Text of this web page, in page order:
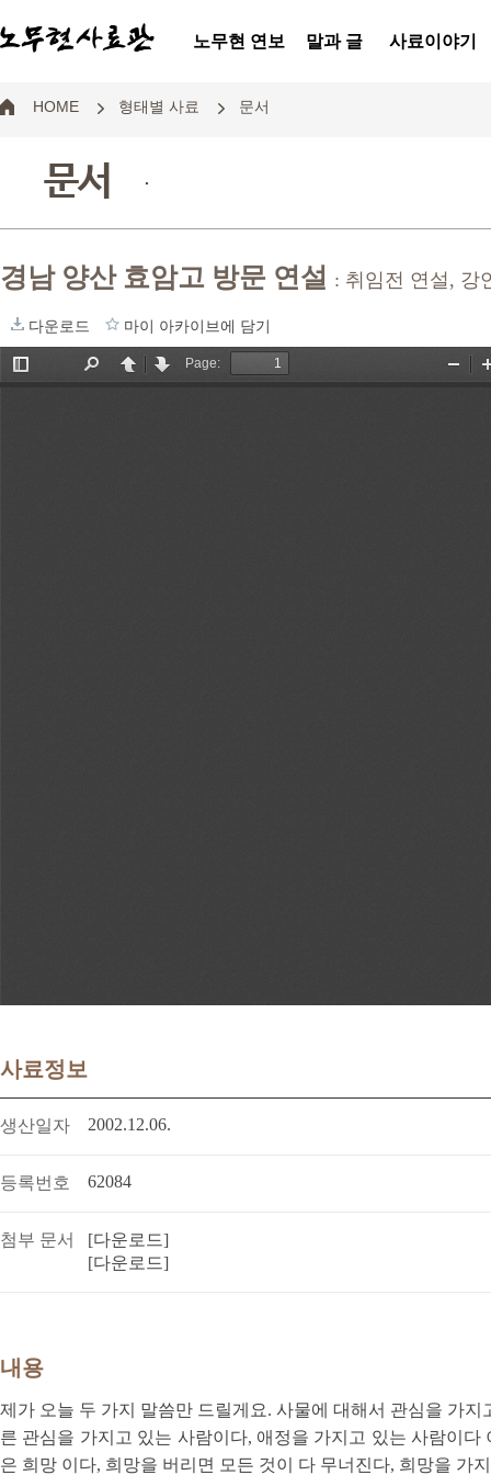
노무현 연보 말과 글 사료이야기
HOME 형태별 사료 문서
문서 .
경남 양산 효암고 방문 연설 : 취임전 연설, 강
다운로드 마이 아카이브에 담기
사료정보
생산일자 2002.12.06.
등록번호 62084
첨부 문서
[다운로드]
[다운로드]
내용
제가 오늘 두 가지 말씀만 드릴게요. 사물에 대해서 관심을 가
른 관심을 가지고 있는 사람이다, 애정을 가지고 있는 사람이
은 희망 이다, 희망을 버리면 모든 것이 다 무너진다, 희망을 가